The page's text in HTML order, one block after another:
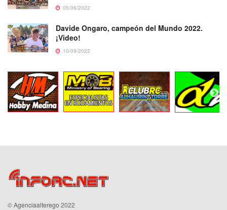
05/06/2022
Davide Ongaro, campeón del Mundo 2022.
¡Video!
10/09/2022
©Agenciaalterego 2022